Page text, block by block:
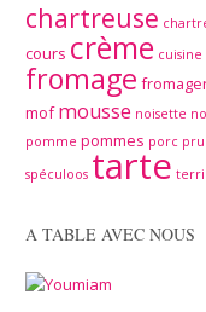
chartreuse
cours crème cuisine
fromage
mof mousse noisette
pomme pommes porc
spéculoos tarte
A TABLE AVEC NOUS